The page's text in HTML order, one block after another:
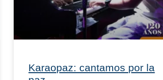
Karaopaz: cantamos por la